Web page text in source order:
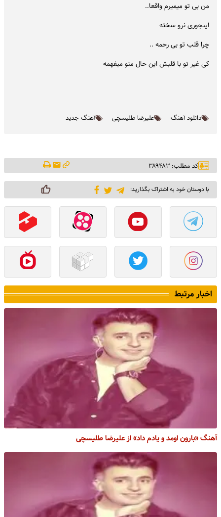
من بی تو میمیرم واقعا..
اینجوری نرو سخته
چرا قلب تو بی رحمه ..
کی غیر تو با قلبش این حال منو میفهمه
دانلود آهنگ علیرضا طلیسچی آهنگ جدید
کد مطلب: ۳۸۹۴۸۳
با دوستان خود به اشتراک بگذارید:
اخبار مرتبط
آهنگ «بارون اومد و یادم داد» از علیرضا طلیسچی